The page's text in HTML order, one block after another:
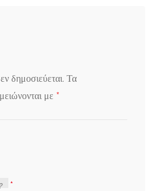
δημοσιεύεται. Τα
με *